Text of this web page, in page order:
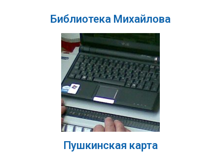
Библиотека Михайлова
Пушкинская карта